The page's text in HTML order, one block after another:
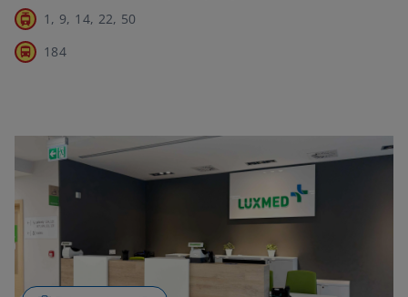
1, 9, 14, 22, 50
184